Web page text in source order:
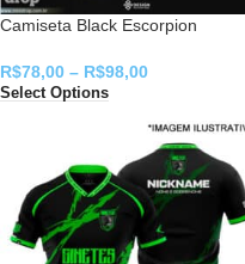
Camiseta Black Escorpion
R$78,00 – R$98,00
Select Options